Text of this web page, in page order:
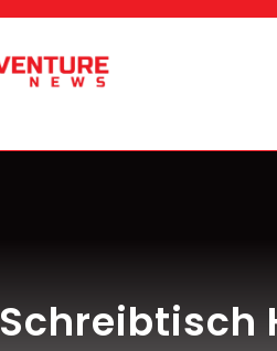
Schreibtisch